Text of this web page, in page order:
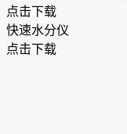
点击下载
快速水分仪
点击下载